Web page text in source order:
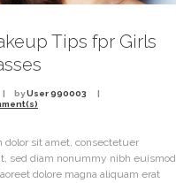
Tips fpr Girls
byUser 990003
dolor sit amet, consectetuer
sed diam nonummy nibh euismod
dolore magna aliquam erat